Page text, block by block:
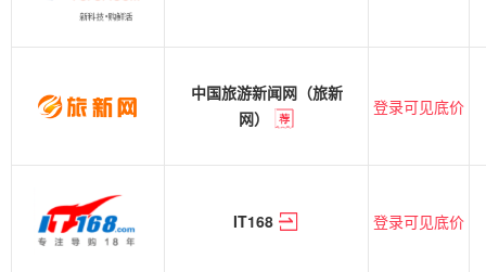
中国旅游新闻网（旅新
网）
登录可见底价
IT168 登录可见底价